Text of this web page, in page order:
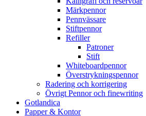
Märkpennor
Pennvässare
Stiftpennor
Refiller
Patroner
Stift
Whiteboardpennor
Överstrykningspennor
Radering och korrigering
Övrigt Pennor och finewriting
Gotlandica
Papper & Kontor